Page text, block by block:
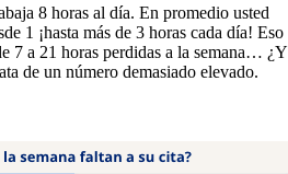
8 horas al día. En promedio usted
1 ¡hasta más de 3 horas cada día! Eso
7 a 21 horas perdidas a la semana… ¿Y
de un número demasiado elevado.